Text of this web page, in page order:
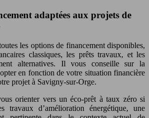
adaptées aux projets de
les options de financement disponibles,
classiques, les prêts travaux, et les
alternatives. Il vous conseille sur la
en fonction de votre situation financière
projet à Savigny-sur-Orge.
orienter vers un éco-prêt à taux zéro si
travaux d’amélioration énergétique, une